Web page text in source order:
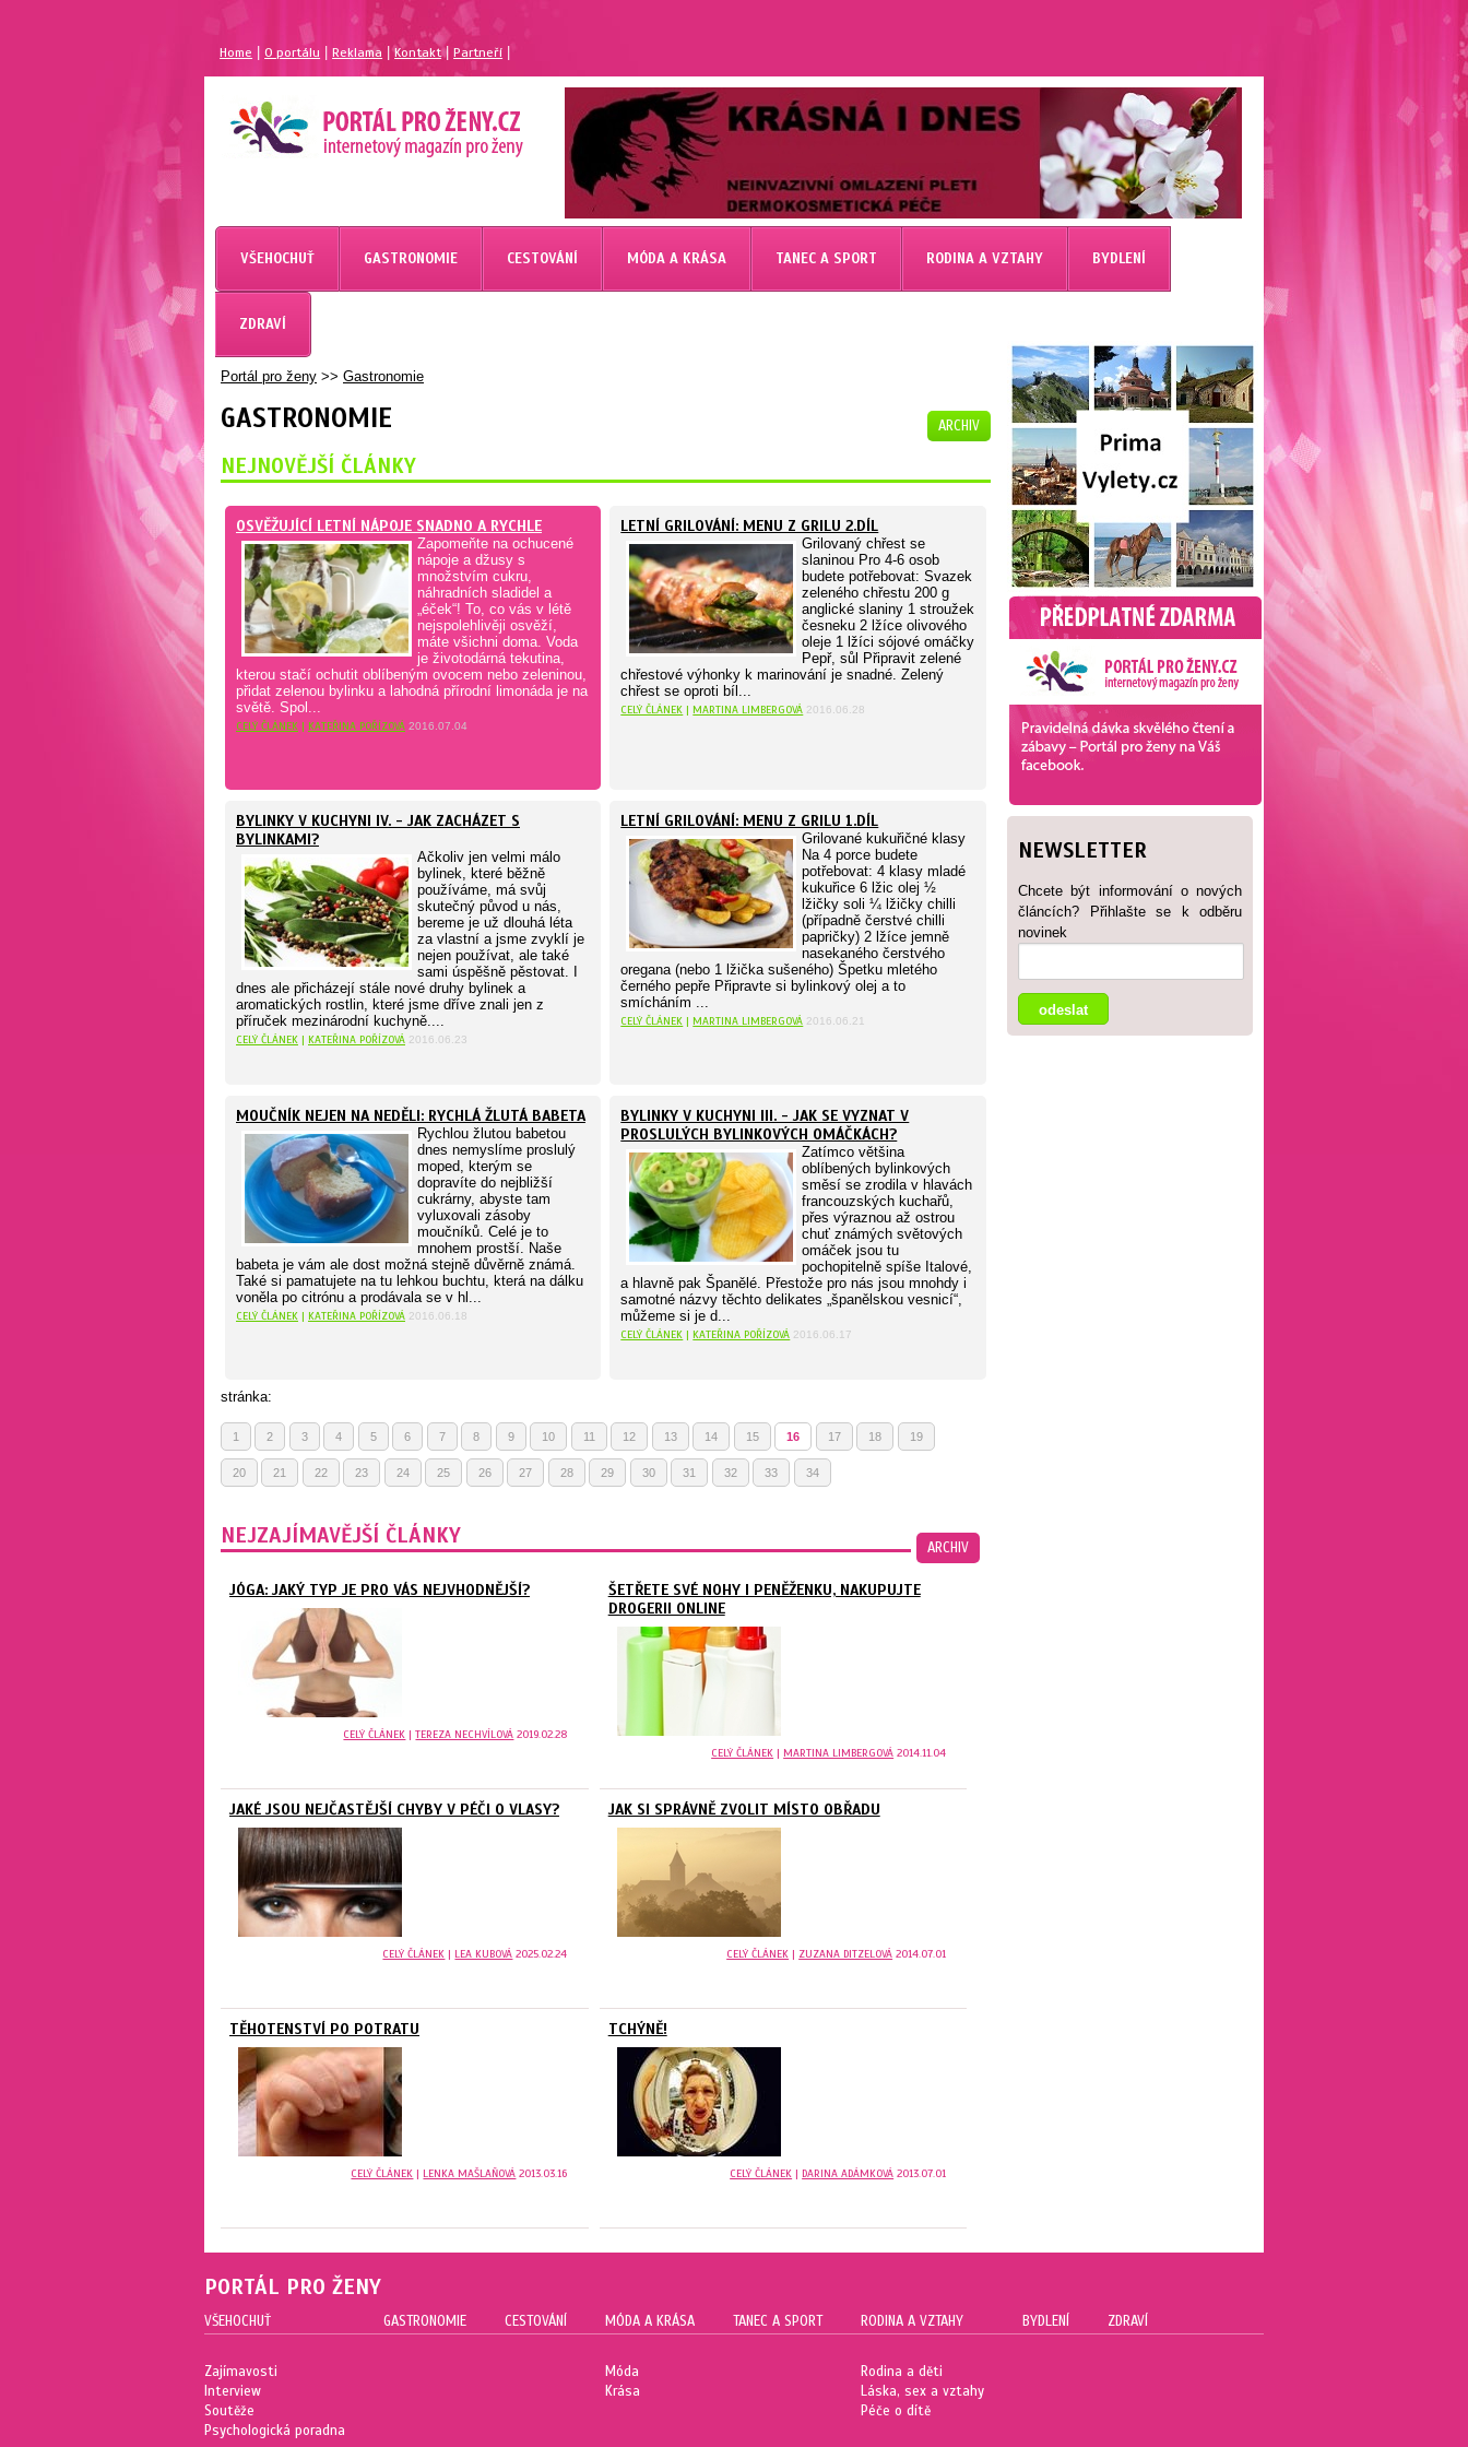
Home |O portálu Reklama Kontakt| Partneří
VŠEHOCHUŤ GASTRONOMIE CESTOVÁNÍ MÓDA A KRÁSA TANEC A SPORT RODINA A VZTAHY BYDLENÍ
ZDRAVÍ
NEWSLETTER
Chcete být informování o nových
článcích? Přihlašte se k odběru
novinek
Portál pro ženy >> Gastronomie
ARCHIV
GASTRONOMIE
NEJNOVĚJŠÍ ČLÁNKY
OSVĚŽUJÍCÍ LETNÍ NÁPOJE SNADNO A RYCHLE
Zapomeňte na ochucené
nápoje a džusy s
množstvím cukru,
náhradních sladidel a
„éček“! To, co vás v létě
nejspolehlivěji osvěží,
máte všichni doma. Voda
je životodárná tekutina,
kterou stačí ochutit oblíbeným ovocem nebo zeleninou,
přidat zelenou bylinku a lahodná přírodní limonáda je na
světě. Spol...
CELÝ ČLÁNEK | KATEŘINA POŘÍZOVÁ 2016.07.04
LETNÍ GRILOVÁNÍ: MENU Z GRILU 2.DÍL
Grilovaný chřest se
slaninou Pro 4-6 osob
budete potřebovat: Svazek
zeleného chřestu 200 g
anglické slaniny 1 stroužek
česneku 2 lžíce olivového
oleje 1 lžíci sójové omáčky
Pepř, sůl Připravit zelené
chřestové výhonky k marinování je snadné. Zelený
chřest se oproti bíl...
CELÝ ČLÁNEK | MARTINA LIMBERGOVÁ 2016.06.28
BYLINKY V KUCHYNI IV. - JAK ZACHÁZET S
BYLINKAMI?
Ačkoliv jen velmi málo
bylinek, které běžně
používáme, má svůj
skutečný původ u nás,
bereme je už dlouhá léta
za vlastní a jsme zvyklí je
nejen používat, ale také
sami úspěšně pěstovat. I
dnes ale přicházejí stále nové druhy bylinek a
aromatických rostlin, které jsme dříve znali jen z
příruček mezinárodní kuchyně....
CELÝ ČLÁNEK | KATEŘINA POŘÍZOVÁ 2016.06.23
LETNÍ GRILOVÁNÍ: MENU Z GRILU 1.DÍL
Grilované kukuřičné klasy
Na 4 porce budete
potřebovat: 4 klasy mladé
kukuřice 6 lžic olej ½
lžičky soli ¼ lžičky chilli
(případně čerstvé chilli
papričky) 2 lžíce jemně
nasekaného čerstvého
oregana (nebo 1 lžička sušeného) Špetku mletého
černého pepře Připravte si bylinkový olej a to
smícháním ...
CELÝ ČLÁNEK | MARTINA LIMBERGOVÁ 2016.06.21
MOUČNÍK NEJEN NA NEDĚLI: RYCHLÁ ŽLUTÁ BABETA
Rychlou žlutou babetou
dnes nemyslíme proslulý
moped, kterým se
dopravíte do nejbližší
cukrárny, abyste tam
vyluxovali zásoby
moučníků. Celé je to
mnohem prostší. Naše
babeta je vám ale dost možná stejně důvěrně známá.
Také si pamatujete na tu lehkou buchtu, která na dálku
voněla po citrónu a prodávala se v hl...
CELÝ ČLÁNEK | KATEŘINA POŘÍZOVÁ 2016.06.18
BYLINKY V KUCHYNI III. - JAK SE VYZNAT V
PROSLULÝCH BYLINKOVÝCH OMÁČKÁCH?
Zatímco většina
oblíbených bylinkových
směsí se zrodila v hlavách
francouzských kuchařů,
přes výraznou až ostrou
chuť známých světových
omáček jsou tu
pochopitelně spíše Italové,
a hlavně pak Španělé. Přestože pro nás jsou mnohdy i
samotné názvy těchto delikates „španělskou vesnicí“,
můžeme si je d...
CELÝ ČLÁNEK | KATEŘINA POŘÍZOVÁ 2016.06.17
stránka:
1 2 3 4 5 6 7 8 9 10 11 12 13 14 15 16 17 18 19
20 21 22 23 24 25 26 27 28 29 30 31 32 33 34
ARCHIV
NEJZAJÍMAVĚJŠÍ ČLÁNKY
JÓGA: JAKÝ TYP JE PRO VÁS NEJVHODNĚJŠÍ?
CELÝ ČLÁNEK |TEREZA NECHVÍLOVÁ 2019.02.28
ŠETŘETE SVÉ NOHY I PENĚŽENKU, NAKUPUJTE
DROGERII ONLINE
CELÝ ČLÁNEK | MARTINA LIMBERGOVÁ 2014.11.04
JAKÉ JSOU NEJČASTĚJŠÍ CHYBY V PÉČI O VLASY?
CELÝ ČLÁNEK | LEA KUBOVÁ 2025.02.24
JAK SI SPRÁVNĚ ZVOLIT MÍSTO OBŘADU
CELÝ ČLÁNEK | ZUZANA DITZELOVÁ 2014.07.01
TĚHOTENSTVÍ PO POTRATU
CELÝ ČLÁNEK | LENKA MAŠLAŇOVÁ 2013.03.16
TCHÝNĚ!
CELÝ ČLÁNEK | DARINA ADÁMKOVÁ 2013.07.01
PORTÁL PRO ŽENY
VŠEHOCHUŤ
Zajímavosti
Interview
Soutěže
Psychologická poradna
GASTRONOMIE CESTOVÁNÍ MÓDA A KRÁSA
Móda
Krása
TANEC A SPORT RODINA A VZTAHY
Rodina a děti
Láska, sex a vztahy
Péče o dítě
BYDLENÍ ZDRAVÍ